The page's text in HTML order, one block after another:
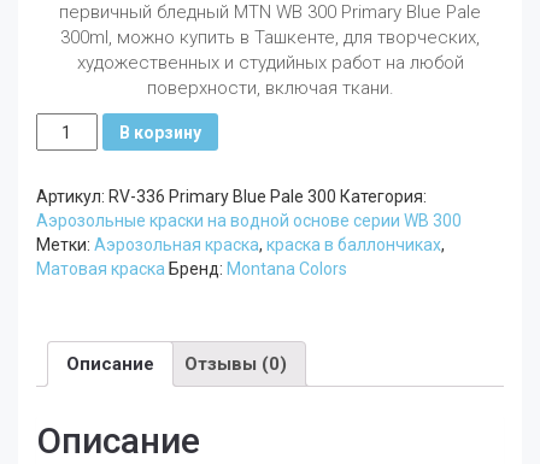
первичный бледный MTN WB 300 Primary Blue Pale
300ml, можно купить в Ташкенте, для творческих,
художественных и студийных работ на любой
поверхности, включая ткани.
Количество
MTN
300
мл
Синий
Первичный
336
В корзину
Артикул: RV-336 Primary Blue Pale 300 Категория:
Аэрозольные краски на водной основе серии WB 300
Метки: Аэрозольная краска, краска в баллончиках,
Матовая краска Бренд: Montana Colors
Описание Отзывы (0)
Описание